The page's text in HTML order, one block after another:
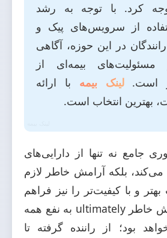
کرد. با توجه به رشد
از سرویس‌های پیک و
در این حوزه، آگاهی
بیمه‌ای از
است.لینک بیمه با ارائه
بهترین انتخاب است.
جامع نه تنها از دارایی‌های
بلکه آرامش خاطر لازم
و با کیفیت‌تر را نیز فراهم
می‌آورد. این آرامش خاطر ultimately به نفع همه
بود؛ از راننده گرفته تا